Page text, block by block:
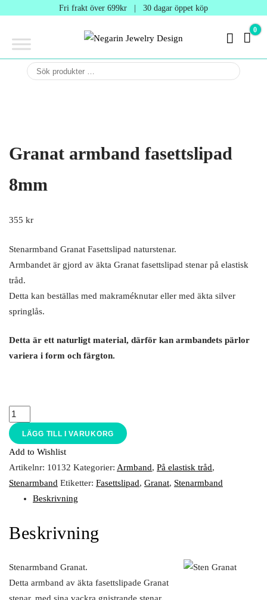
Design
Fri frakt över 699kr | 30 dagar öppet köp
NEGARIN
0 kr
0
Granat armband fasettslipad
8mm
355 kr
Stenarmband Granat Fasettslipad naturstenar.
Armbandet är gjord av äkta Granat fasettslipad stenar på elastisk
tråd.
Detta kan beställas med makraméknutar eller med äkta silver
springlås.
Detta är ett naturligt material, därför kan armbandets pärlor
variera i form och färgton.
LÄGG TILL I VARUKORG
Add to Wishlist
Artikelnr: 10132 Kategorier: Armband, På elastisk tråd,
Stenarmband Etiketter: Fasettslipad, Granat, Stenarmband
Beskrivning
Beskrivning
Stenarmband Granat.
Detta armband av äkta fasettslipade Granat